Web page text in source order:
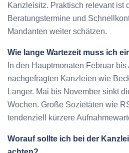
Kanzleisitz. Praktisch relevant ist
Beratungstermine und
Mandanten weiter schätzen.
Wie lange Wartezeit muss ich
In den Hauptmonaten Februar
nachgefragten Kanzleien wie
Langer. Mai bis November sinkt
Wochen. Große Sozietäten wie
tendenziell kürzere
Worauf sollte ich bei der